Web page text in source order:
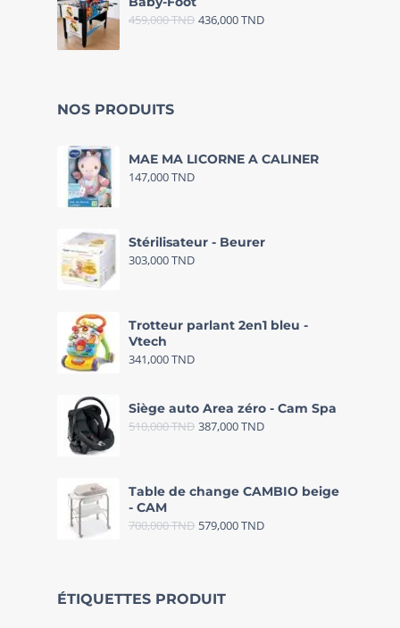
459,000TND 436,000TND
NOS PRODUITS
MAE MA LICORNE A CALINER
147,000TND
Stérilisateur - Beurer
303,000TND
Trotteur parlant 2en1 bleu -
Vtech
341,000TND
Siège auto Area zéro - Cam Spa
510,000TND 387,000TND
Table de change CAMBIO beige
- CAM
700,000TND 579,000TND
ÉTIQUETTES PRODUIT